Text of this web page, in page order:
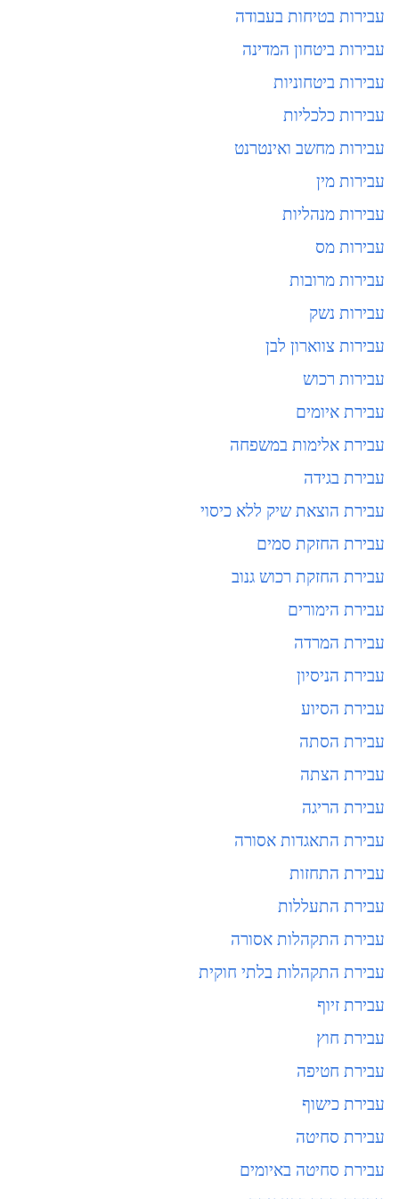
עבירות בטיחות בעבודה
עבירות ביטחון המדינה
עבירות ביטחוניות
עבירות כלכליות
עבירות מחשב ואינטרנט
עבירות מין
עבירות מנהליות
עבירות מס
עבירות מרובות
עבירות נשק
עבירות צווארון לבן
עבירות רכוש
עבירת איומים
עבירת אלימות במשפחה
עבירת בגידה
עבירת הוצאת שיק ללא כיסוי
עבירת החזקת סמים
עבירת החזקת רכוש גנוב
עבירת הימורים
עבירת המרדה
עבירת הניסיון
עבירת הסיוע
עבירת הסתה
עבירת הצתה
עבירת הריגה
עבירת התאגדות אסורה
עבירת התחזות
עבירת התעללות
עבירת התקהלות אסורה
עבירת התקהלות בלתי חוקית
עבירת זיוף
עבירת חוץ
עבירת חטיפה
עבירת כישוף
עבירת סחיטה
עבירת סחיטה באיומים